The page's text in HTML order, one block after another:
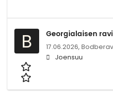
B Georgialaisen
17.06.2026,
Joensuu